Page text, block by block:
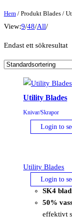
Hem / Produkt Blades /
View:9/48/All/
Endast ett sökresultat
Utility Blades
Knivar/Skrapor
Login to
Utility Blades
Login to
SK4 blad
50%
effektivt